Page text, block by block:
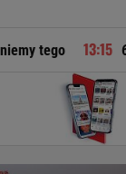
625 gmin